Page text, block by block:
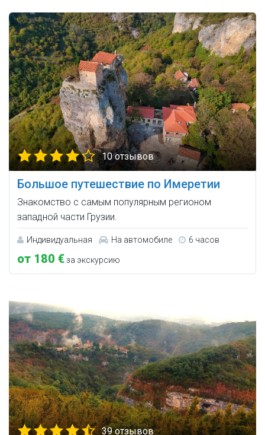
10 отзывов
Большое путешествие по Имеретии
Знакомство с самым популярным регионом
западной части Грузии.
Индивидуальная На автомобиле 6 часов
от 180 €за экскурсию
39 отзывов